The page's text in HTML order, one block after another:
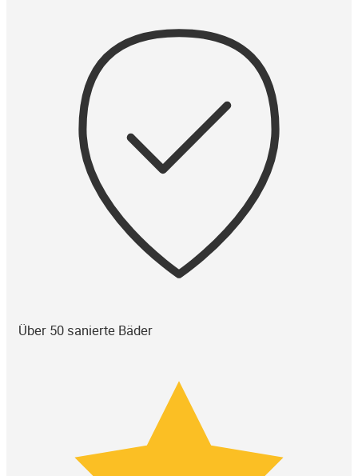
Über 50 sanierte Bäder